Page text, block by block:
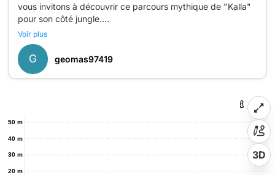
vous invitons à découvrir ce parcours mythique de "Kalla"
pour son côté jungle.
Sur la fin, ces deux parcours se rejoignent à côté du Stade
de Halte-là pour aller ensemble vers l'église de Ste
Catherine. Vue imprenable sur le lit de la Rivière des Galets
pour rejoindre notre lieu du futur projet : Une nouvelle
église de Sainte Catherine à la Rivière des Galets.
Voir plus
G geomas97419
20 m
30 m
40 m
50 m
3D